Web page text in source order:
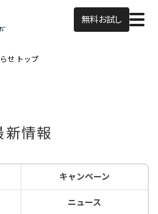
無料お試し
せ トップ
新情報
キャンペーン
ニュース